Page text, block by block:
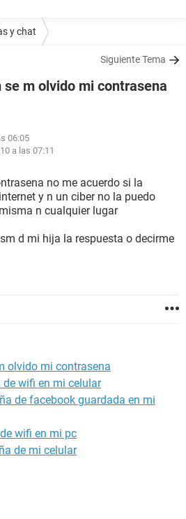
y chat
Siguiente Tema
m olvido mi contrasena
06:05
a las 07:11
no me acuerdo si la
y n un ciber no la puedo
n cualquier lugar
d mi hija la respuesta o decirme
olvido mi contrasena
de wifi en mi celular
de facebook guardada en mi
wifi en mi pc
de mi celular